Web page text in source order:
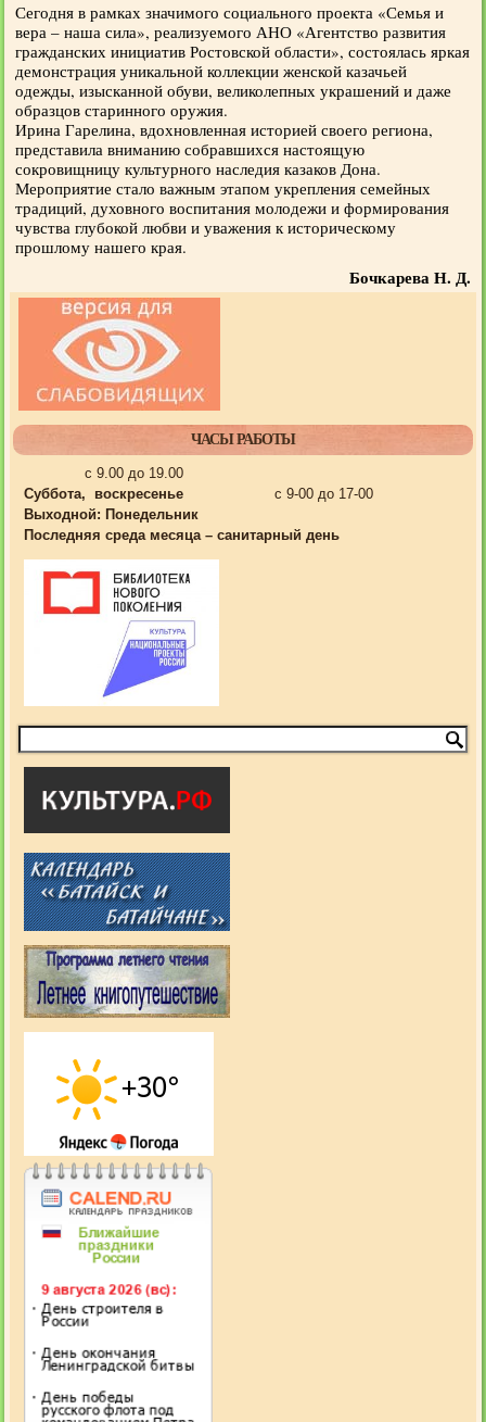
Сегодня в рамках значимого социального проекта «Семья и
вера – наша сила», реализуемого АНО «Агентство развития
гражданских инициатив Ростовской области», состоялась яркая
демонстрация уникальной коллекции женской казачьей
одежды, изысканной обуви, великолепных украшений и даже
образцов старинного оружия.
Ирина Гарелина, вдохновленная историей своего региона,
представила вниманию собравшихся настоящую
сокровищницу культурного наследия казаков Дона.
Мероприятие стало важным этапом укрепления семейных
традиций, духовного воспитания молодежи и формирования
чувства глубокой любви и уважения к историческому
прошлому нашего края.
Бочкарева Н. Д.
ЧАСЫ РАБОТЫ
с 9.00 до 19.00
Суббота, воскресенье
с 9-00 до 17-00
Выходной: Понедельник
Последняя среда месяца – санитарный день